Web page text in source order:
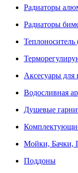
Радиаторы
Радиаторы
Аксесуары для
Водосливная
Душевые
Мойки, Бачки,
Поддоны